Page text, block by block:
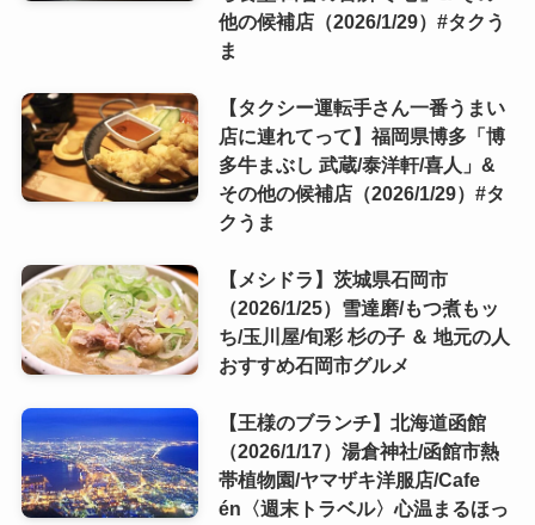
他の候補店（2026/1/29）#タクう
ま
【タクシー運転手さん一番うまい
店に連れてって】福岡県博多「博
多牛まぶし 武蔵/泰洋軒/喜人」&
その他の候補店（2026/1/29）#タ
クうま
【メシドラ】茨城県石岡市
（2026/1/25）雪達磨/もつ煮もッ
ち/玉川屋/旬彩 杉の子 ＆ 地元の人
おすすめ石岡市グルメ
【王様のブランチ】北海道函館
（2026/1/17）湯倉神社/函館市熱
帯植物園/ヤマザキ洋服店/Cafe
én〈週末トラベル〉心温まるほっ